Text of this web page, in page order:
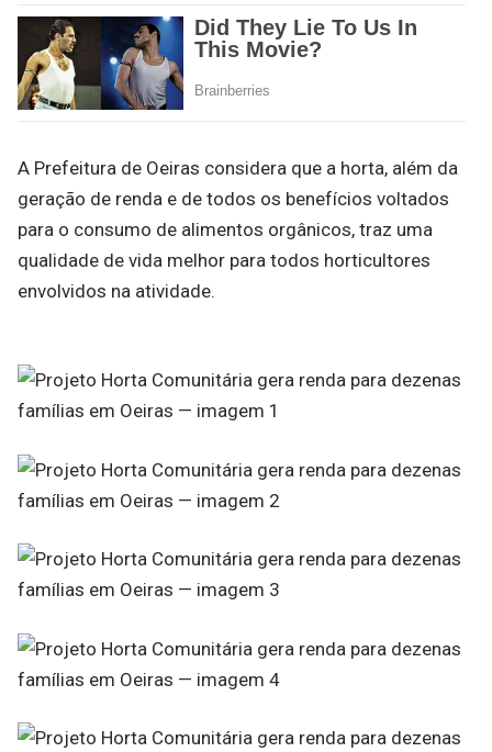
A Prefeitura de Oeiras considera que a horta, além da
geração de renda e de todos os benefícios voltados
para o consumo de alimentos orgânicos, traz uma
qualidade de vida melhor para todos horticultores
envolvidos na atividade.